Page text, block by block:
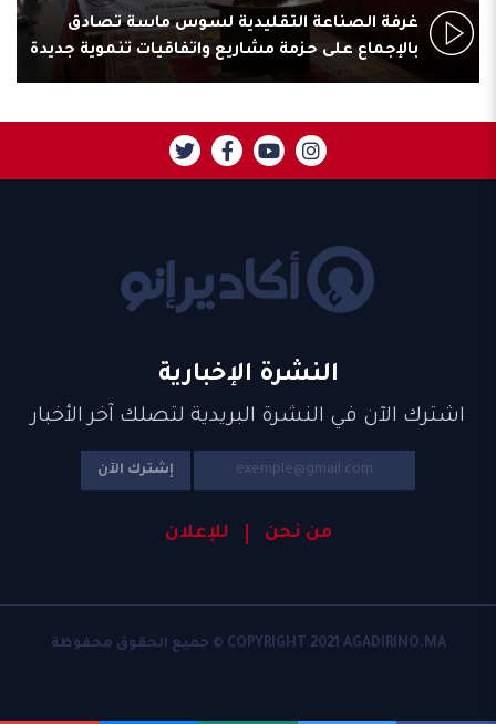
غرفة الصناعة التقليدية لسوس ماسة تصادق
بالإجماع على حزمة مشاريع واتفاقيات تنموية جديدة
النشرة الإخبارية
اشترك الآن في النشرة البريدية لتصلك آخر الأخبار
إشترك الآن
من نحن للإعلان
COPYRIGHT 2021 AGADIRINO.MA © جميع الحقوق محفوظة